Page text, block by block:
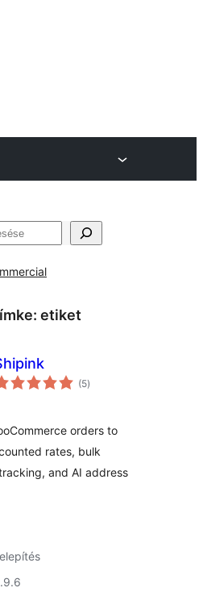
etiket
(5értékelés
összesen
)
orders to
rates, bulk
and AI address